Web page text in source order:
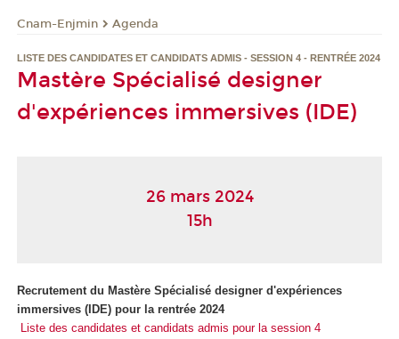
Cnam-Enjmin Agenda
LISTE DES CANDIDATES ET CANDIDATS ADMIS - SESSION 4 - RENTRÉE 2024
Mastère Spécialisé designer
d'expériences immersives (IDE)
26 mars 2024
15h
Recrutement du Mastère Spécialisé designer d'expériences
immersives (IDE) pour la rentrée 2024
Liste des candidates et candidats admis pour la session 4